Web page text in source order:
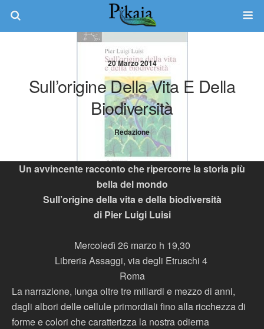
20 Marzo 2014
Sull’origine Della Vita E Della
Biodiversità
Redazione
Un avvincente racconto che ripercorre la storia più
bella del mondo
Sull’origine della vita e della biodiversità
di Pier Luigi Luisi
Mercoledì 26 marzo h 19,30
Libreria Assaggi, via degli Etruschi 4
Roma
La narrazione, lunga oltre tre miliardi e mezzo di anni,
dagli albori delle cellule primordiali fino alla ricchezza di
forme e colori che caratterizza la nostra odierna